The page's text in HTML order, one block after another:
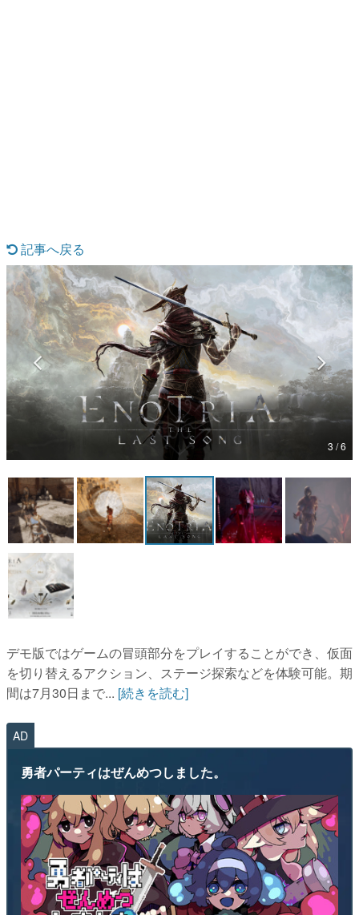
カテゴリ
特集記事
マンガ
女性向け
アプリレビュー
その他
運営：株式会社マレ
記事へ戻る
3 / 6
デモ版ではゲームの冒頭部分をプレイすることができ、仮面
を切り替えるアクション、ステージ探索などを体験可能。期
間は7月30日まで... [続きを読む]
AD
勇者パーティはぜんめつしました。